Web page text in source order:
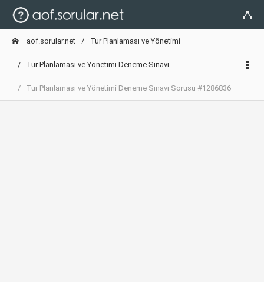
aof.sorular.net Tur Planlaması ve Yönetimi
Tur Planlaması ve Yönetimi Deneme Sınavı
Tur Planlaması ve Yönetimi Deneme Sınavı Sorusu #1286836